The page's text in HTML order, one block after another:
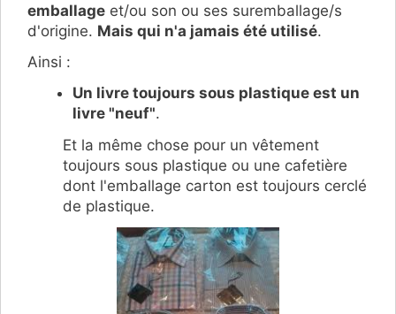
emballage et/ou son ou ses suremballage/s
d'origine. Mais qui n'a jamais été utilisé.
Ainsi :
Un livre toujours sous plastique est un
livre "neuf".
Et la même chose pour un vêtement
toujours sous plastique ou une cafetière
dont l'emballage carton est toujours cerclé
de plastique.